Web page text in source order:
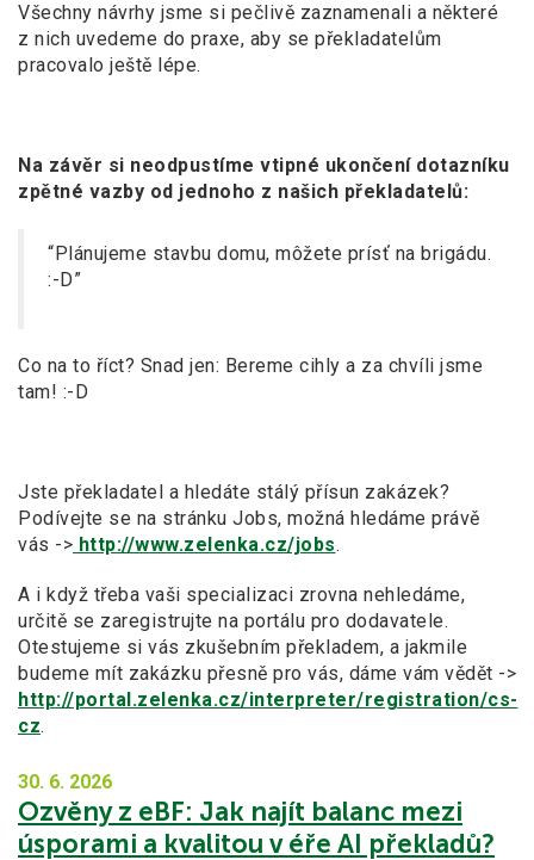
Všechny návrhy jsme si pečlivě zaznamenali a některé
z nich uvedeme do praxe, aby se překladatelům
pracovalo ještě lépe.
Na závěr si neodpustíme vtipné ukončení dotazníku
zpětné vazby od jednoho z našich překladatelů:
“Plánujeme stavbu domu, môžete prísť na brigádu.
:-D”
Co na to říct? Snad jen: Bereme cihly a za chvíli jsme
tam! :-D
Jste překladatel a hledáte stálý přísun zakázek?
Podívejte se na stránku Jobs, možná hledáme právě
vás -> http://www.zelenka.cz/jobs.
A i když třeba vaši specializaci zrovna nehledáme,
určitě se zaregistrujte na portálu pro dodavatele.
Otestujeme si vás zkušebním překladem, a jakmile
budeme mít zakázku přesně pro vás, dáme vám vědět ->
http://portal.zelenka.cz/interpreter/registration/cs-
cz.
30. 6. 2026
Ozvěny z eBF: Jak najít balanc mezi
úsporami a kvalitou v éře AI překladů?